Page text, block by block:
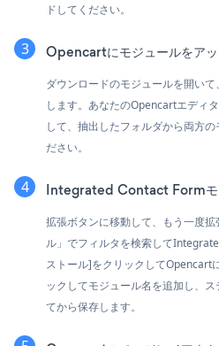
ドしてください。
Opencartにモジュールをアッ
ダウンロードのモジュールを開い
します。あなたのOpencartエディ
して、抽出したフォルダから両方
ださい。
Integrated Contact Formモ
拡張ボタンに移動して、もう一度
ル」でフィルタを検索して
ストール]をクリックしてOpencart
ックしてモジュール名を追加し、
てから保存します。